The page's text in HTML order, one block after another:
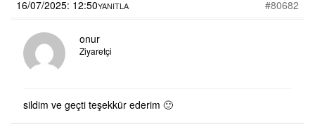
16/07/2025: 12:50 #80682
YANITLA
onur
Ziyaretçi
sildim ve geçti teşekkür ederim 🙂